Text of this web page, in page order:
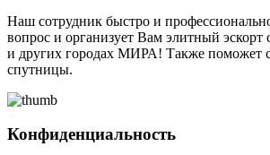
Наш сотрудник быстро и
вопрос и организует Вам элитный
и других городах МИРА! Также поможет
спутницы.
Конфиденциальность